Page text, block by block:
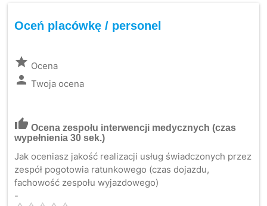
Oceń placówkę / personel
grade Ocena
person Twoja ocena
thumb_up Ocena zespołu interwencji medycznych (czas
wypełnienia 30 sek.)
Jak oceniasz jakość realizacji usług świadczonych przez
zespół pogotowia ratunkowego (czas dojazdu,
fachowość zespołu wyjazdowego)
-